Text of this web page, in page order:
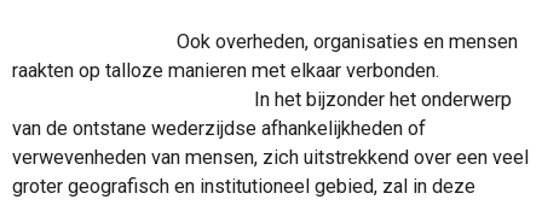
Ook overheden, organisaties en mensen
raakten op talloze manieren met elkaar verbonden.
In het bijzonder het onderwerp
van de ontstane wederzijdse afhankelijkheden of
verwevenheden van mensen, zich uitstrekkend over een veel
groter geografisch en institutioneel gebied, zal in deze